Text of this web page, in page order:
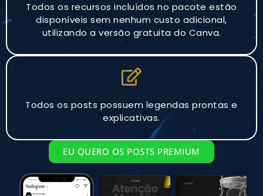
Todos os recursos incluídos no pacote estão
disponíveis sem nenhum custo adicional,
utilizando a versão gratuita do Canva.
Todos os posts possuem legendas prontas e
explicativas.
EU QUERO OS POSTS PREMIUM